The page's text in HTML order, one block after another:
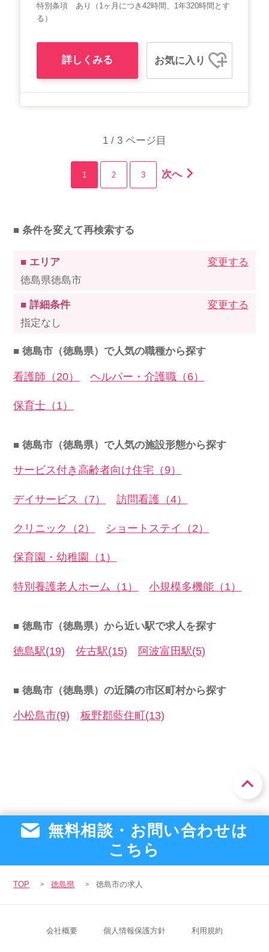
特別条項 あり（1ヶ月につき42時間、1年320時間とす
る）
詳しくみる お気に入り
1 / 3 ページ目
1 2 3 次へ
■ 条件を変えて再検索する
■ エリア
徳島県徳島市
変更する
■ 詳細条件
指定なし
変更する
■ 徳島市（徳島県）で人気の職種から探す
看護師（20） ヘルパー・介護職（6）
保育士（1）
■ 徳島市（徳島県）で人気の施設形態から探す
サービス付き高齢者向け住宅（9）
デイサービス（7） 訪問看護（4）
クリニック（2） ショートステイ（2）
保育園・幼稚園（1）
特別養護老人ホーム（1） 小規模多機能（1）
■ 徳島市（徳島県）から近い駅で求人を探す
徳島駅(19) 佐古駅(15) 阿波富田駅(5)
■ 徳島市（徳島県）の近隣の市区町村から探す
小松島市(9) 板野郡藍住町(13)
無料相談・お問い合わせは
こちら
TOP 徳島県 徳島市の求人
会社概要 個人情報保護方針 利用規約